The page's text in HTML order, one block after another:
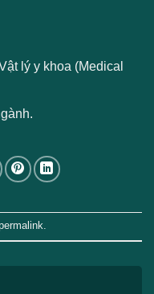
lý y khoa (Medical
.